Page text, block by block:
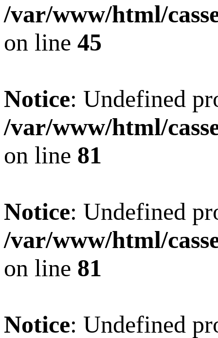
/var/www/html/
on line 45
Notice: Undefined
/var/www/html/
on line 81
Notice: Undefined
/var/www/html/
on line 81
Notice: Undefined